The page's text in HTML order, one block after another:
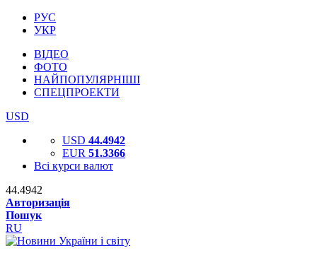
РУС
УКР
ВІДЕО
ФОТО
НАЙПОПУЛЯРНІШІ
СПЕЦПРОЕКТИ
USD
USD 44.4942
EUR 51.3366
Всі курси валют
44.4942
Авторизація
Пошук
RU